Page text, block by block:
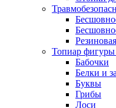
Топиар фигуры
Бабочки
Белки и
Буквы
Грибы
Лоси